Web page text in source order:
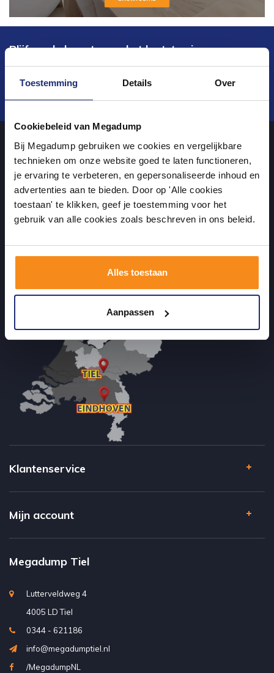
Toestemming Details Over
Cookiebeleid van Megadump
Bij Megadump gebruiken we cookies en vergelijkbare
technieken om onze website goed te laten functioneren,
je ervaring te verbeteren, en gepersonaliseerde inhoud en
advertenties aan te bieden. Door op 'Alle cookies
toestaan' te klikken, geef je toestemming voor het
gebruik van alle cookies zoals beschreven in ons beleid.
Alles toestaan
Aanpassen
Blijf op de hoogte van het laatste nieuws en
ontwikkelingen
Over ons
Uw sanitairwinkel in Tiel waar u niet alleen in onze showroom
terecht kunt voor badkamertegels en sanitair, maar ook via de
Klantenservice
Mijn account
Megadump Tiel
Lutterveldweg 4
4005 LD Tiel
0344 - 621186
info@megadumptiel.nl
/MegadumpNL